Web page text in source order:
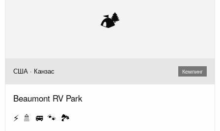
🏕️
США · Канзас Кемпинг
Beaumont RV Park
⚡ 🚿 🚐 🐾 🏞️